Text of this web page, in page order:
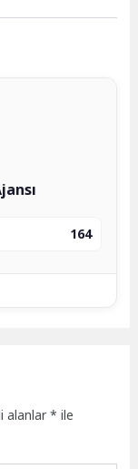
164
alanlar* ile